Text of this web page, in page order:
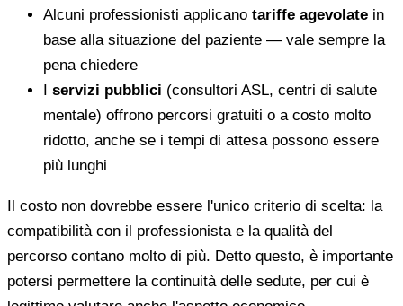
Alcuni professionisti applicano tariffe agevolate in
base alla situazione del paziente — vale sempre la
pena chiedere
I servizi pubblici (consultori ASL, centri di salute
mentale) offrono percorsi gratuiti o a costo molto
ridotto, anche se i tempi di attesa possono essere
più lunghi
Il costo non dovrebbe essere l'unico criterio di scelta: la
compatibilità con il professionista e la qualità del
percorso contano molto di più. Detto questo, è importante
potersi permettere la continuità delle sedute, per cui è